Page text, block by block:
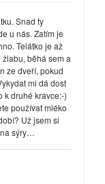
Snad ty
u nás. Zatím je
Telátko je až
běhá sem a
ze dveří, pokud
mi dá dost
k druhé kravce:-)
používat mléko
Už jsem si
sýry…